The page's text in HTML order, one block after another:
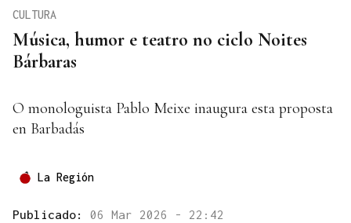
Música, humor e teatro no ciclo Noites
Bárbaras
CULTURA
O monologuista Pablo Meixe inaugura esta proposta
en Barbadás
La Región
Publicado: 06 Mar 2026 - 22:42